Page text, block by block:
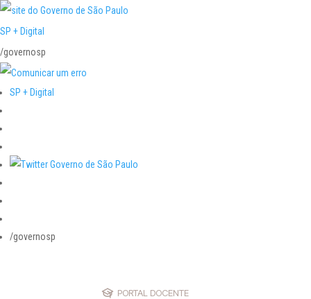
SP + Digital
/governosp
SP + Digital
/governosp
PORTAL DOCENTE